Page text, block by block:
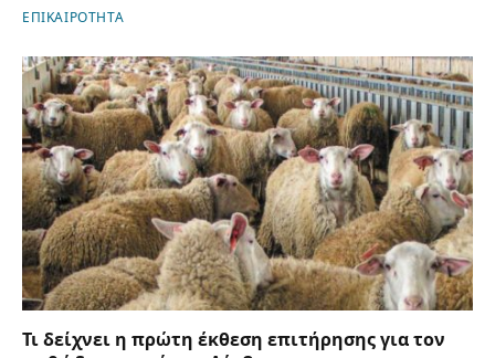
ΕΠΙΚΑΙΡΟΤΗΤΑ
Τι δείχνει η πρώτη έκθεση επιτήρησης για τον